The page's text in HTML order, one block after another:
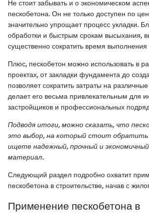
Не стоит забывать и о экономическом
пескобетона. Он не только доступен по
значительно упрощает процесс укладки.
обработки и быстрым срокам высыхания,
существенно сократить время
Плюс, пескобетон можно использовать в
проектах, от закладки фундамента до
позволяет сократить затраты на
делает его весьма привлекательным для
застройщиков и профессиональных
Подводя итоги, можно сказать, что
это выбор, на который стоит обратить
ищете надежный, прочный и
материал.
Следующий раздел подробно охватит
пескобетона в строительстве, начав с
Применение пескобетона в